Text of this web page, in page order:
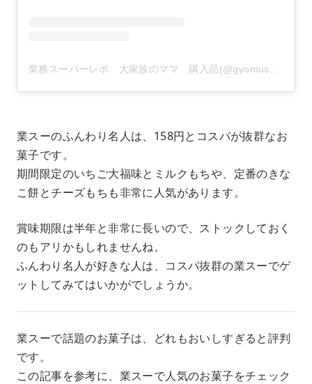
業スーのふんわり名人は、158円とコスパが抜群なお
菓子です。
期間限定のいちご大福味とミルクもちや、定番のきな
こ餅とチーズもちも非常に人気があります。
賞味期限は半年と非常に長いので、ストックしておく
のもアリかもしれませんね。
ふんわり名人が好きな人は、コスパ抜群の業スーでゲ
ットしてみてはいかがでしょうか。
業スーで話題のお菓子は、どれもおいしすぎると評判
です。
この記事を参考に、業スーで人気のお菓子をチェック